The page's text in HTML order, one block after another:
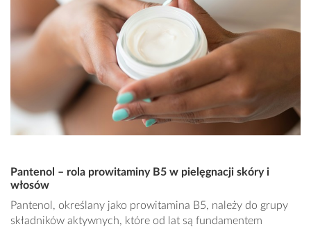
Pantenol – rola prowitaminy B5 w pielęgnacji skóry i
włosów
Pantenol, określany jako prowitamina B5, należy do grupy
składników aktywnych, które od lat są fundamentem